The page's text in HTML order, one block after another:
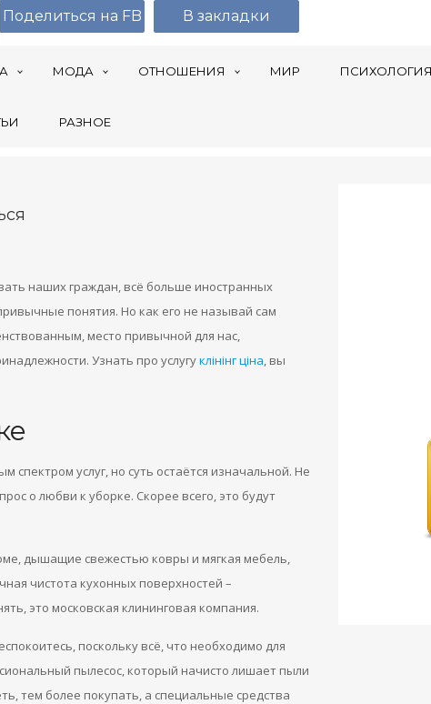
МОДА ОТНОШЕНИЯ МИР ПСИХОЛОГИЯ
РАЗНОЕ
наших граждан, всё больше иностранных
понятия. Но как его не называй сам
место привычной для нас,
Узнать про услугуклінінг ціна, вы
спектром услуг, но суть остаётся изначальной. Не
о любви к уборке. Скорее всего, это будут
дышащие свежестью ковры и мягкая мебель,
чистота кухонных поверхностей –
это московская клининговая компания.
поскольку всё, что необходимо для
пылесос, который начисто лишает пыли
тем более покупать, а специальные средства
Поделиться на FB В закладки